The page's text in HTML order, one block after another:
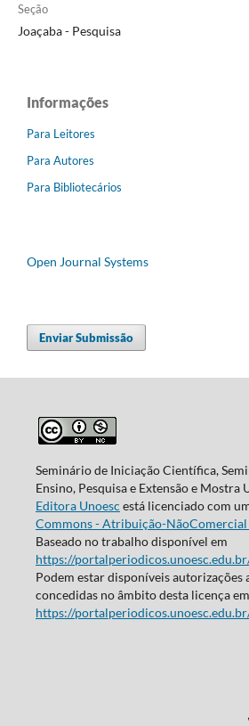
Seção
Joaçaba - Pesquisa
Informações
Para Leitores
Para Autores
Para Bibliotecários
Open Journal Systems
Enviar Submissão
Seminário de Iniciação Científica,
Ensino, Pesquisa e Extensão e Mostra
Editora Unoesc está licenciado com
Commons - Atribuição-
Baseado no trabalho disponível em
https://
Podem estar disponíveis autorizações
concedidas no âmbito desta licença em
https://